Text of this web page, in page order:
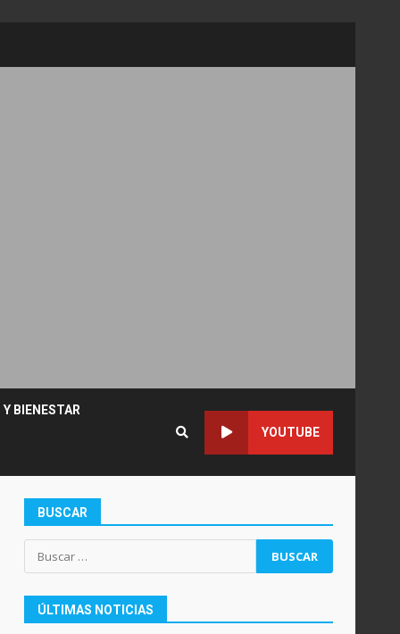
BIENESTAR
YOUTUBE
BUSCAR
Buscar:
ÚLTIMAS NOTICIAS